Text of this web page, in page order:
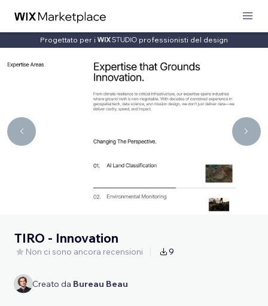
Progettato per i professionisti del design
TIRO - Innovation
Non ci sono ancora recensioni 9
Creato da Bureau Beau